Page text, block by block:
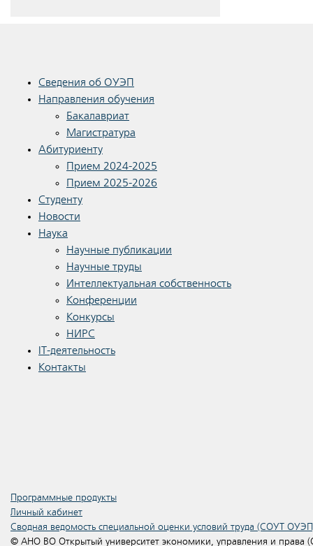
Сведения об ОУЭП
Направления обучения
Бакалавриат
Магистратура
Абитуриенту
Прием 2024-2025
Прием 2025-2026
Студенту
Новости
Наука
Научные публикации
Научные труды
Интеллектуальная собственность
Конференции
Конкурсы
НИРС
IT-деятельность
Контакты
Программные продукты
Личный кабинет
Сводная ведомость специальной оценки условий труда (СОУТ
© АНО ВО Открытый университет экономики, управления и права